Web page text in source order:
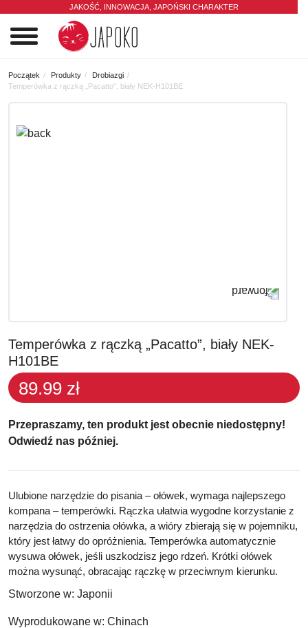
JAKOŚĆ, INNOWACJA, JAPOŃSKI CHARAKTER
Początek Produkty
Drobiazgi
Temperówka z rączką „Pacatto”, biały NEK-H101BE
Temperówka z rączką „Pacatto”, biały NEK-
H101BE
89.99 zł
Przepraszamy, ten produkt jest obecnie niedostępny!
Odwiedź nas później.
Ulubione narzędzie do pisania – ołówek, wymaga najlepszego
kompana – temperówki. Rączka ułatwia wygodne korzystanie z
narzędzia do ostrzenia ołówka, a wióry zbierają się w pojemniku,
który jest łatwy do opróżnienia. Temperówka automatycznie
wysuwa ołówek, jeśli uszkodzisz jego rdzeń. Krótki ołówek
można wysunąć, obracając rączkę w przeciwnym kierunku.
Stworzone w: Japonii
Wyprodukowane w: Chinach